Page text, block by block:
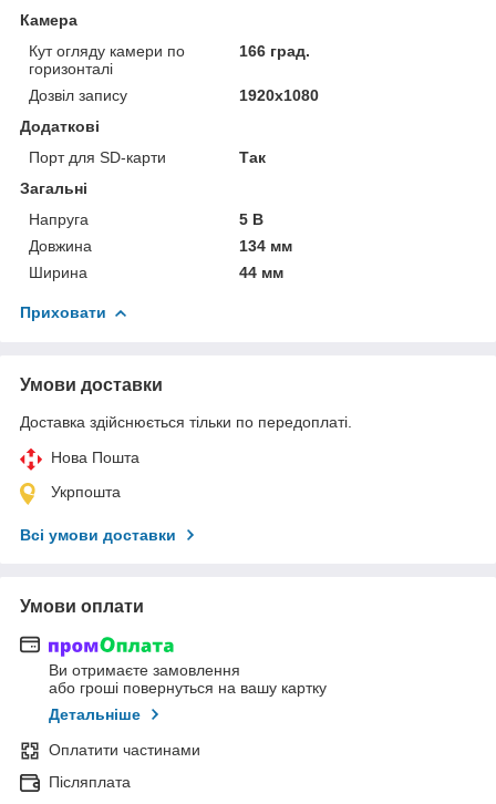
Камера
Кут огляду камери по
горизонталі
166 град.
Дозвіл запису
1920х1080
Додаткові
Порт для SD-карти
Так
Загальні
Напруга
5 В
Довжина
134 мм
Ширина
44 мм
Приховати
Умови доставки
Доставка здійснюється тільки по передоплаті.
Нова Пошта
Укрпошта
Всі умови доставки
Умови оплати
Ви отримаєте замовлення
або гроші повернуться на вашу картку
Детальніше
Оплатити частинами
Післяплата